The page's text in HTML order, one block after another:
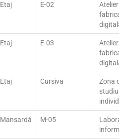
Etaj E-02
Atelier
Etaj E-03
Atelier
Etaj Cursiva
Zona
studiu
Mansardă M-05